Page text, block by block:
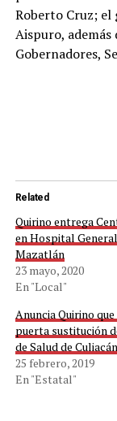
Roberto Cruz; el
Aispuro, además
Gobernadores,
Related
Quirino entrega
en Hospital
Mazatlán
23 mayo, 2020
En "Local"
Anuncia Quirino
puerta sustitución
de Salud de Culiacán
25 febrero, 2019
En "Estatal"